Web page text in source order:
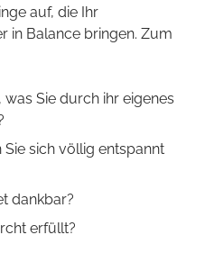
auf, die Ihr
in Balance bringen. Zum
Sie durch ihr eigenes
sich völlig entspannt
dankbar?
erfüllt?